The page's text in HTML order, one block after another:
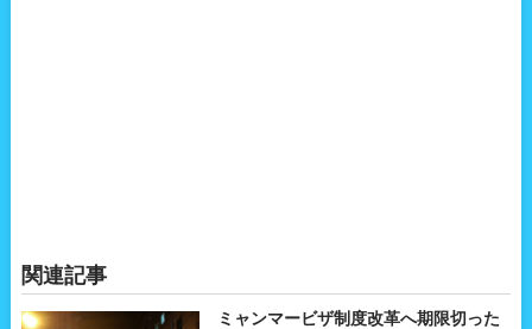
関連記事
ミャンマービザ制度改革へ期限切った